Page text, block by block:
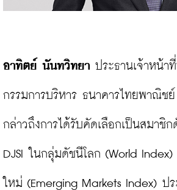
อาทิตย์ นันทวิทยา ประธานเจ้าหน้า
กรรมการบริหาร ธนาคารไทยพาณิช
กล่าวถึงการได้รับคัดเลือกเป็นสมาชิ
DJSI ในกลุ่มดัชนีโลก (World
ใหม่ (Emerging Markets Index) ป